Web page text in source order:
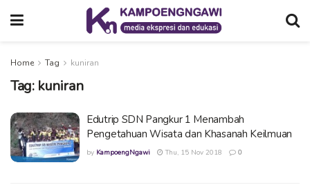
Home Tag kuniran
Tag: kuniran
Edutrip SDN Pangkur 1 Menambah
Pengetahuan Wisata dan Khasanah Keilmuan
by KampoengNgawi Thu, 15 Nov 2018 0